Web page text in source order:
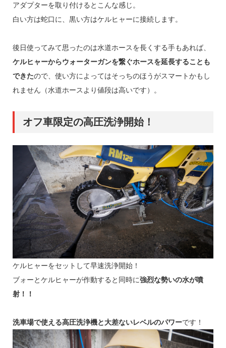
アダプターを取り付けるとこんな感じ。
白い方は蛇口に、黒い方はケルヒャーに接続します。
後日使ってみて思ったのは水道ホースを長くする手もあれば、
ケルヒャーからウォーターガンを繋ぐホースを延長することも
できたので、使い方によってはそっちのほうがスマートかもし
れません（水道ホースより値段は高いです）。
オフ車限定の高圧洗浄開始！
ケルヒャーをセットして早速洗浄開始！
ブォーとケルヒャーが作動すると同時に強烈な勢いの水が噴
射！！
洗車場で使える高圧洗浄機と大差ないレベルのパワーです！